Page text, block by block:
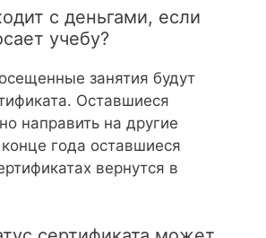
с деньгами, если
учебу?
занятия будут
Оставшиеся
направить на другие
года оставшиеся
вернутся в